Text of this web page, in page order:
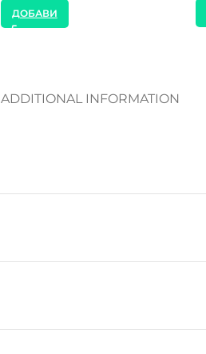
ДОБАВИ
ADDITIONAL INFORMATION